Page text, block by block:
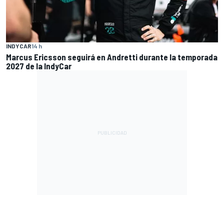
INDYCAR14 h
Marcus Ericsson seguirá en Andretti durante la temporada
2027 de la IndyCar